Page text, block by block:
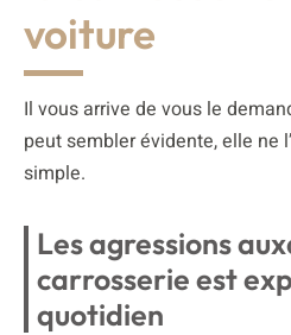
voiture
Il vous arrive de vous le
peut sembler évidente, elle ne
simple.
Les agressions
carrosserie est
quotidien